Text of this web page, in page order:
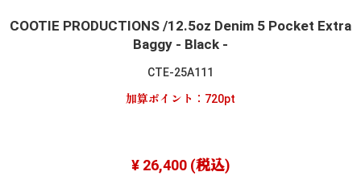
COOTIE PRODUCTIONS /12.5oz Denim 5 Pocket Extra
Baggy - Black -
CTE-25A111
加算ポイント： 720pt
¥ 26,400(税込)